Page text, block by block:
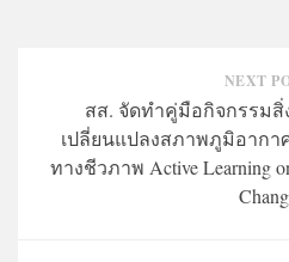
NEXT
สส. จัดทำคู่มือกิจกรรม
เปลี่ยนแปลงสภาพภูมิอาก
ทางชีวภาพ Active Learning